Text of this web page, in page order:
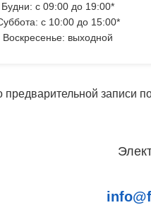
Будни: с 09:00 до 19:00*
с 10:00 до 15:00*
Воскресенье: выходной
записи